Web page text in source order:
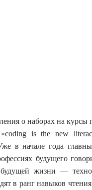
о наборах на
is the new
в начале года
будущего
жизни —
в ранг навыков